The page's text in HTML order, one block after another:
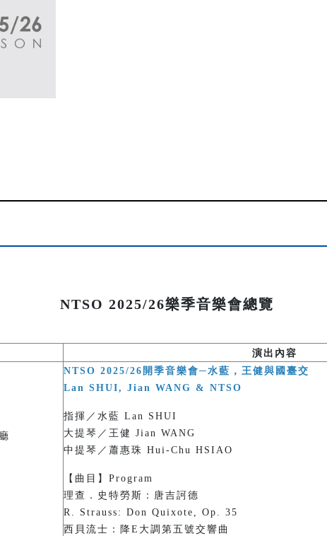
NTSO 2025/26樂季音樂會總覽
演出內容
NTSO 2025/26開季音樂會─水藍，王健與國臺交
Lan SHUI, Jian WANG & NTSO
指揮／水藍 Lan SHUI
大提琴／王健 Jian WANG
中提琴／蕭惠珠 Hui-Chu HSIAO
【曲目】Program
理查．史特勞斯：唐吉訶德
R. Strauss: Don Quixote, Op. 35
西貝流士：降E大調第五號交響曲